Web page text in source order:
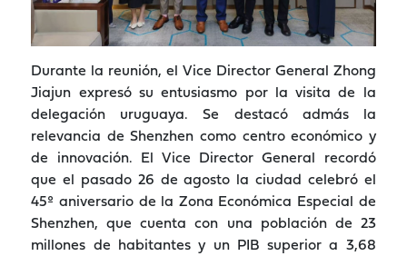
Durante la reunión, el Vice Director General Zhong
Jiajun expresó su entusiasmo por la visita de la
delegación uruguaya. Se destacó admás la
relevancia de Shenzhen como centro económico y
de innovación. El Vice Director General recordó
que el pasado 26 de agosto la ciudad celebró el
45º aniversario de la Zona Económica Especial de
Shenzhen, que cuenta con una población de 23
millones de habitantes y un PIB superior a 3,68